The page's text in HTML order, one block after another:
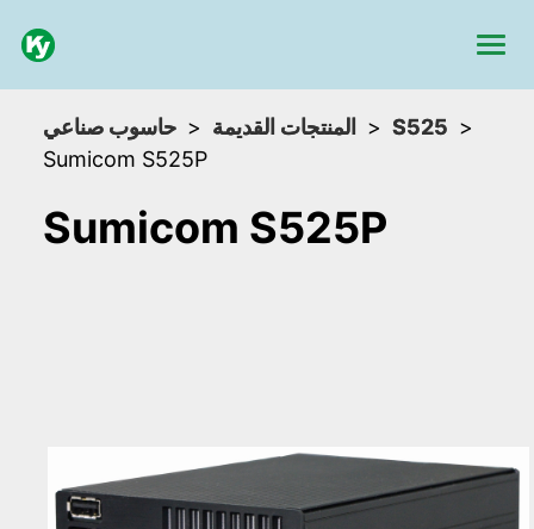
حاسوب صناعي المنتجات القديمة
S525
Sumicom S525P
Sumicom S525P